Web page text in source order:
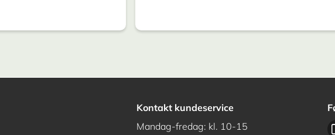
Kontakt kundeservice
Mandag-fredag: kl. 10-15